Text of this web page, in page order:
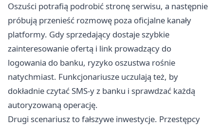
Oszuści potrafią podrobić stronę serwisu, a następnie
próbują przenieść rozmowę poza oficjalne kanały
platformy. Gdy sprzedający dostaje szybkie
zainteresowanie ofertą i link prowadzący do
logowania do banku, ryzyko oszustwa rośnie
natychmiast. Funkcjonariusze uczulają też, by
dokładnie czytać SMS-y z banku i sprawdzać każdą
autoryzowaną operację.
Drugi scenariusz to fałszywe inwestycje. Przestępcy